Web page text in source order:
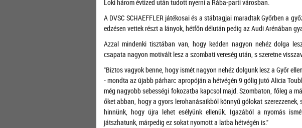
Loki három évtized után tudott nyerni a Rába-parti városban.
A DVSC SCHAEFFLER játékosai és a stábtagjai maradtak Győrben a
edzésen vettek részt a lányok, hétfőn délután pedig az Audi Arénában
Azzal mindenki tisztában van, hogy kedden nagyon nehéz dolga
csapata nagyon motivált lesz a szombati vereség után, s szeretne
"Biztos vagyok benne, hogy ismét nagyon nehéz dolgunk lesz a Győr
- mondta az újabb párharc apropóján a hétvégén 9 gólig jutó Alicia
még nagyobb sebességi fokozatba kapcsol majd. Szombaton, főleg a
őket abban, hogy a gyors lerohanásaikból könnyű gólokat szerezzenek,
hinnünk, hogy újra lehet esélyünk ellenük. Igazából a nyomás
játszhatunk, márpedig ez sokat nyomott a latba hétvégén is."